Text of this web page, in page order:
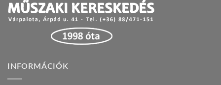
INFORMÁCIÓK